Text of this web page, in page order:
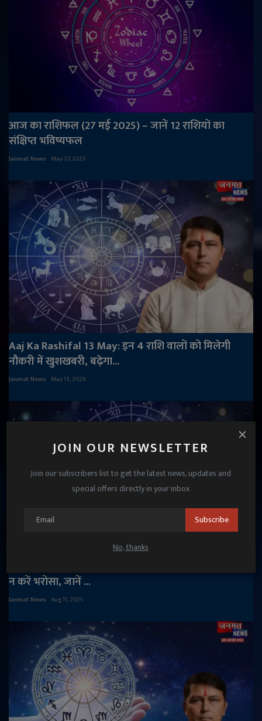
JOIN OUR NEWSLETTER
Join our subscribers list to get the latest news, updates and
special offers directly in your inbox
Subscribe
No, thanks
आज का राशिफल (27 मई 2025) – जानें 12 राशियों का
संक्षिप्त भविष्यफल
Janmat News May 27, 2025
Aaj Ka Rashifal 13 May: इन 4 राशि वालों को मिलेगी
नौकरी में खुशखबरी, बढ़ेगा...
Janmat News May 13, 2026
न करें भरोसा, जानें ...
Janmat News Aug 11, 2025